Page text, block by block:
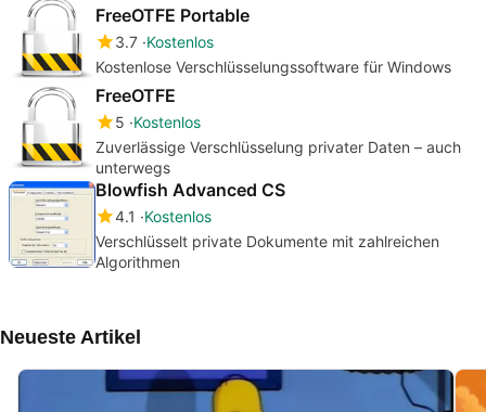
FreeOTFE Portable
3.7 Kostenlos
Kostenlose Verschlüsselungssoftware für Windows
FreeOTFE
5 Kostenlos
Zuverlässige Verschlüsselung privater Daten – auch
unterwegs
Blowfish Advanced CS
4.1
Kostenlos
Verschlüsselt private Dokumente mit zahlreichen
Algorithmen
Neueste Artikel